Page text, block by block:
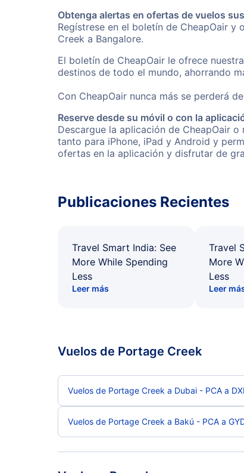
Obtenga alertas en ofertas de vuelos
Regístrese en el boletín de CheapOair
Creek a Bangalore.
El boletín de CheapOair le ofrece
destinos de todo el mundo, ahorrando
Con CheapOair nunca más se perderá
Reserve desde su móvil o con la
Descargue la aplicación de CheapOair
tanto para iPhone, iPad y Android y
ofertas en la aplicación y disfrutar de
Publicaciones Recientes
Travel Smart India: See
More While Spending
Less
Leer más
Travel
More
Less
Leer
Vuelos de Portage Creek
Vuelos de Portage Creek a Dubai - PCA a
Vuelos de Portage Creek a Bakú - PCA a